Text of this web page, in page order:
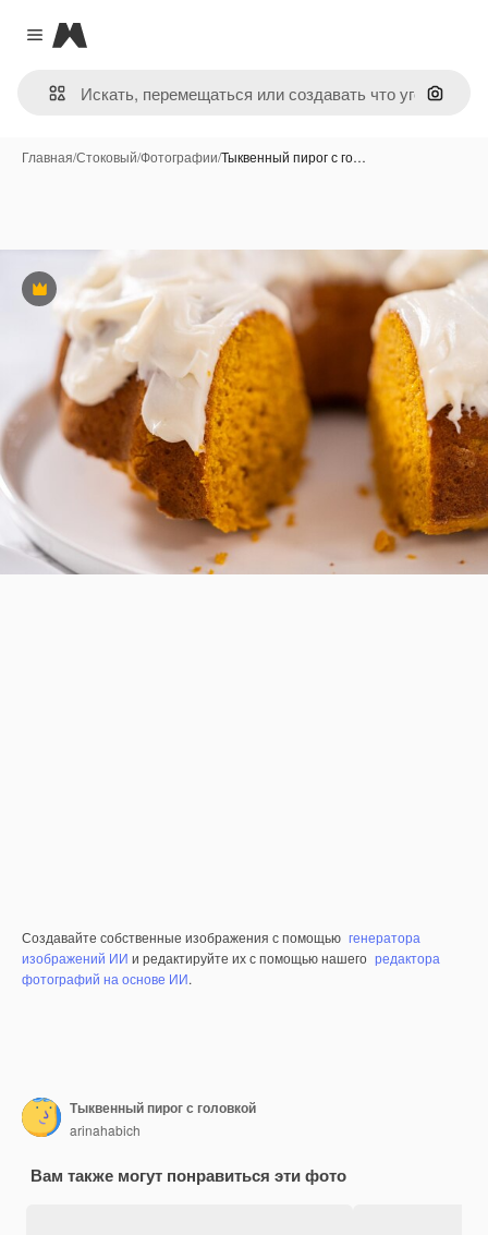
Close menu
Magnific
Поиск
Главная/Стоковый/Фотографии/Тыквенный пирог с го…
Премиум
Создавайте собственные изображения с помощью генератора
изображений ИИ и редактируйте их с помощью нашего редактора
фотографий на основе ИИ.
Тыквенный пирог с головкой
arinahabich
Вам также могут понравиться эти фото